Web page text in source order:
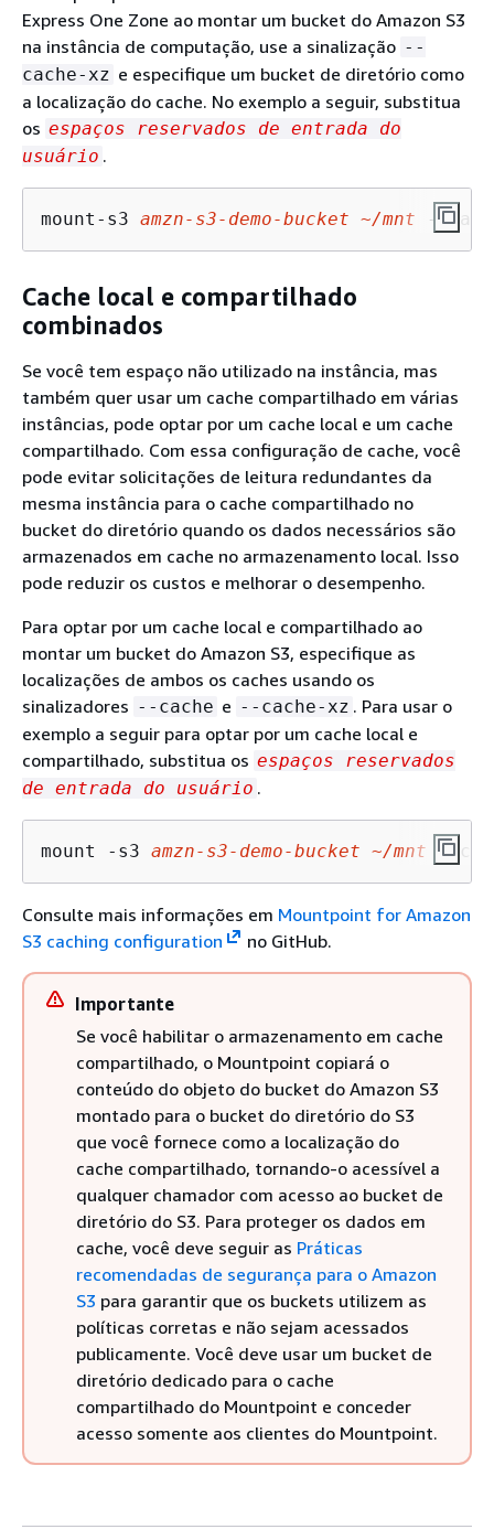
Express One Zone ao montar um bucket do Amazon S3
na instância de computação, use a sinalização --
cache-xz e especifique um bucket de diretório como
a localização do cache. No exemplo a seguir, substitua
os espaços reservados de entrada do
usuário .
mount-s3 amzn-s3-demo-bucket ~/mnt --
Cache local e compartilhado
combinados
Se você tem espaço não utilizado na instância, mas
também quer usar um cache compartilhado em várias
instâncias, pode optar por um cache local e um cache
compartilhado. Com essa configuração de cache, você
pode evitar solicitações de leitura redundantes da
mesma instância para o cache compartilhado no
bucket do diretório quando os dados necessários são
armazenados em cache no armazenamento local. Isso
pode reduzir os custos e melhorar o desempenho.
Para optar por um cache local e compartilhado ao
montar um bucket do Amazon S3, especifique as
localizações de ambos os caches usando os
sinalizadores --cache e --cache-xz . Para usar o
exemplo a seguir para optar por um cache local e
compartilhado, substitua os espaços reservados
de entrada do usuário .
mount -s3 amzn-s3-demo-bucket ~/mnt --
Consulte mais informações em Mountpoint for Amazon
S3 caching configuration
no GitHub.
Importante
Se você habilitar o armazenamento em cache
compartilhado, o Mountpoint copiará o
conteúdo do objeto do bucket do Amazon S3
montado para o bucket do diretório do S3
que você fornece como a localização do
cache compartilhado, tornando-o acessível a
qualquer chamador com acesso ao bucket de
diretório do S3. Para proteger os dados em
cache, você deve seguir as Práticas
recomendadas de segurança para o Amazon
S3 para garantir que os buckets utilizem as
políticas corretas e não sejam acessados
publicamente. Você deve usar um bucket de
diretório dedicado para o cache
compartilhado do Mountpoint e conceder
acesso somente aos clientes do Mountpoint.